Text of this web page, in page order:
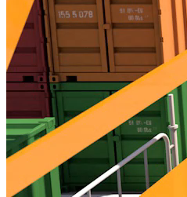
21:35 ngày 31/01/2026
Bắt đầu tại
Chia sẻ